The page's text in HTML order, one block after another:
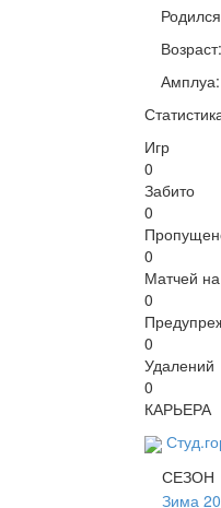
Возраст:
Амплуа:
Игр
0
Забито
0
0
Матчей
0
0
Удалений
0
КАРЬЕРА
СЕЗОН
Зима